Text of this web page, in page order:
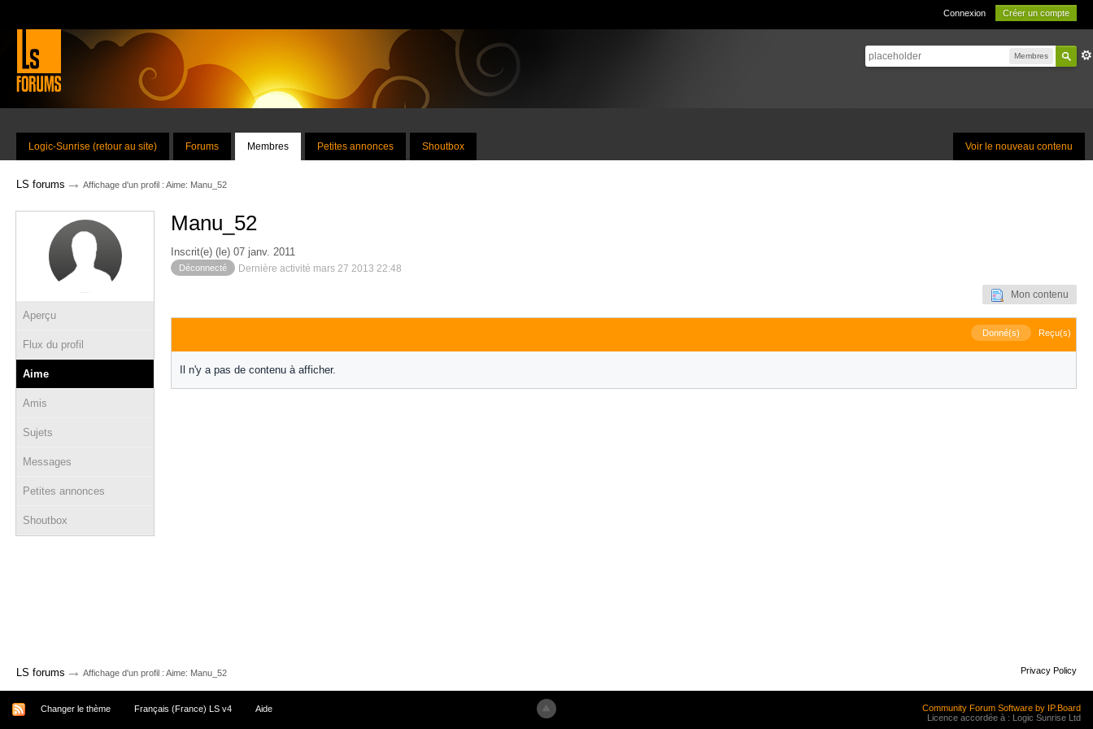
Connexion Créer un compte
Membres
Voir le nouveau contenu
Logic-Sunrise (retour au site) Forums Membres Petites annonces Shoutbox
LS forums → Affichage d'un profil : Aime: Manu_52
Aperçu
Flux du profil
Aime
Amis
Sujets
Messages
Petites annonces
Shoutbox
Manu_52
Inscrit(e) (le) 07 janv. 2011
Déconnecté Dernière activité mars 27 2013 22:48
Mon contenu
Donné(s) Reçu(s)
Il n'y a pas de contenu à afficher.
LS forums → Affichage d'un profil : Aime: Manu_52 Privacy Policy
Changer le thème Français (France) LS v4 Aide
Community Forum Software by IP.Board
Licence accordée à : Logic Sunrise Ltd